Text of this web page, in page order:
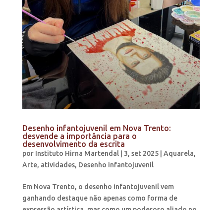
Desenho infantojuvenil em Nova Trento:
desvende a importância para o
desenvolvimento da escrita
por Instituto Hirna Martendal| 3, set 2025| Aquarela,
Arte, atividades, Desenho infantojuvenil
Em Nova Trento, o desenho infantojuvenil vem
ganhando destaque não apenas como forma de